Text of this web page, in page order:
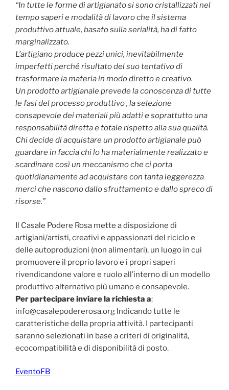
“In tutte le forme di artigianato si sono cristallizzati nel
tempo saperi e modalità di lavoro che il sistema
produttivo attuale, basato sulla serialità, ha di fatto
marginalizzato.
L’artigiano produce pezzi unici, inevitabilmente
imperfetti perché risultato del suo tentativo di
trasformare la materia in modo diretto e creativo.
Un prodotto artigianale prevede la conoscenza di tutte
le fasi del processo produttivo , la selezione
consapevole dei materiali più adatti e soprattutto una
responsabilità diretta e totale rispetto alla sua qualità.
Chi decide di acquistare un prodotto artigianale può
guardare in faccia chi lo ha materialmente realizzato e
scardinare così un meccanismo che ci porta
quotidianamente ad acquistare con tanta leggerezza
merci che nascono dallo sfruttamento e dallo spreco di
risorse.”
Il Casale Podere Rosa mette a disposizione di
artigiani/artisti, creativi e appassionati del riciclo e
delle autoproduzioni (non alimentari), un luogo in cui
promuovere il proprio lavoro e i propri saperi
rivendicandone valore e ruolo all’interno di un modello
produttivo alternativo più umano e consapevole.
Per partecipare inviare la richiesta a:
info@casalepodererosa.org Indicando tutte le
caratteristiche della propria attività. I partecipanti
saranno selezionati in base a criteri di originalità,
ecocompatibilità e di disponibilità di posto.
EventoFB